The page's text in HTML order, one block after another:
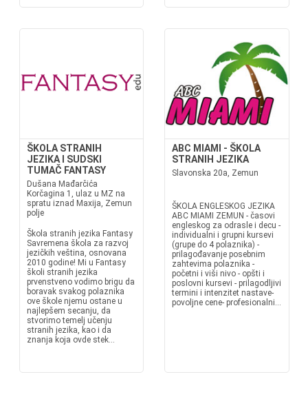
ŠKOLA STRANIH
JEZIKA I SUDSKI
TUMAČ FANTASY
Dušana Mađarčića
Korčagina 1, ulaz u MZ na
spratu iznad Maxija, Zemun
polje
Škola stranih jezika Fantasy
Savremena škola za razvoj
jezičkih veština, osnovana
2010 godine! Mi u Fantasy
školi stranih jezika
prvenstveno vodimo brigu da
boravak svakog polaznika
ove škole njemu ostane u
najlepšem secanju, da
stvorimo temelj učenju
stranih jezika, kao i da
znanja koja ovde stek...
ABC MIAMI - ŠKOLA
STRANIH JEZIKA
Slavonska 20a, Zemun
ŠKOLA ENGLESKOG JEZIKA
ABC MIAMI ZEMUN - časovi
engleskog za odrasle i decu -
individualni i grupni kursevi
(grupe do 4 polaznika) -
prilagođavanje posebnim
zahtevima polaznika -
početni i viši nivo - opšti i
poslovni kursevi - prilagodljivi
termini i intenzitet nastave-
povoljne cene- profesionalni...